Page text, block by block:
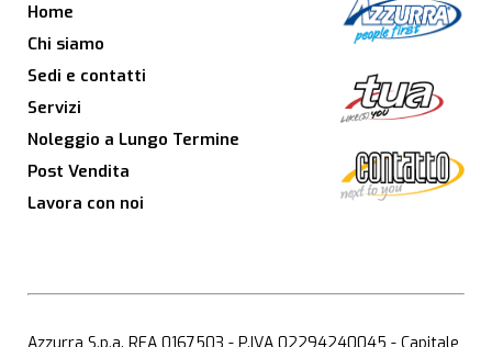
Home
Chi siamo
Sedi e contatti
Servizi
Noleggio a Lungo Termine
Post Vendita
Lavora con noi